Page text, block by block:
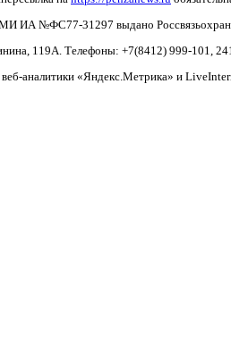
ИА №ФС77-31297 выдано
119А. Телефоны: +7(8412) 999-101,
веб-аналитики «Яндекс.Метрика» и